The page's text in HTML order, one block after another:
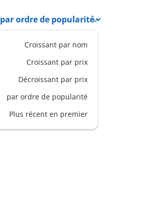
Croissant par nom
Croissant par prix
Décroissant par prix
par ordre de popularité
Plus récent en premier
& Tinti : Manège